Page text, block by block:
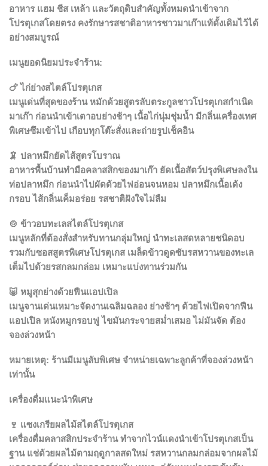
อาหาร แฮม ชีส เหล้า และวัตถุดิบสำคัญทั้งหมดนำเข้าจาก
โปรตุเกสโดยตรง คงรักษารสชาติอาหารชาวมาเก๊าแท้ดั้งเดิมไว้ได้
อย่างสมบูรณ์
เมนูยอดนิยมประจำร้าน:
🍗ไก่ย่างสไตล์โปรตุเกส
เมนูเด่นที่สุดของร้าน หมักด้วยสูตรลับตระกูลชาวโปรตุเกสกำเนิด
มาเก๊า ก่อนนำเข้าเตาอบย่างช้าๆ เนื้อไก่นุ่มชุ่มน้ำ มีกลิ่นเครื่องเทศ
พิเศษซึมเข้าไป เกือบทุกโต๊ะสั่งและถ่ายรูปเช็คอิน
🦑 ปลาหมึกยัดไส้สูตรโบราณ
อาหารพื้นบ้านทำมือคลาสสิกของมาเก๊า ยัดเนื้อสัตว์ปรุงพิเศษลงใน
ท่อปลาหมึก ก่อนนำไปผัดด้วยไฟอ่อนจนหอม ปลาหมึกเนื้อเด้ง
กรอบ ไส้กลิ่นเค็มอร่อย รสชาติฝังใจไม่ลืม
🍲 ข้าวอบทะเลสไตล์โปรตุเกส
เมนูหลักที่ต้องสั่งสำหรับทานกลุ่มใหญ่ นำทะเลสดหลายชนิดอบ
รวมกับซอสสูตรพิเศษโปรตุเกส เมล็ดข้าวดูดซับรสหวานของทะเล
เต็มไปด้วยรสกลมกล่อม เหมาะแบ่งทานร่วมกัน
🐷 หมูสุกย่างด้วยฟืนแอปเปิล
เมนูจานเด่นเหมาะจัดงานเฉลิมฉลอง ย่างช้าๆ ด้วยไฟเปิดจากฟืน
แอปเปิล หนังหมูกรอบฟู ไขมันกระจายสม่ำเสมอ ไม่มันจัด ต้อง
จองล่วงหน้า
หมายเหตุ: ร้านมีเมนูลับพิเศษ จำหน่ายเฉพาะลูกค้าที่จองล่วงหน้า
เท่านั้น
เครื่องดื่มแนะนำพิเศษ
🍷 แซงเกรียผลไม้สไตล์โปรตุเกส
เครื่องดื่มคลาสสิกประจำร้าน ทำจากไวน์แดงนำเข้าโปรตุเกสเป็น
ฐาน แช่ด้วยผลไม้ตามฤดูกาลสดใหม่ รสหวานกลมกล่อมจากผลไม้